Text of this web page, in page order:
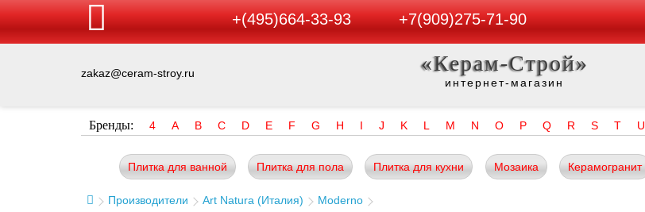
+(495)664-33-93 +7(909)275-71-90
zakaz@ceram-stroy.ru «Керам-Строй»
интернет-магазин
Бренды: 4 A B C D E F G H I J K L M N O P Q R S T U
Плитка для ванной Плитка для пола Плитка для кухни Мозаика Керамогранит
Производители Art Natura (Италия) Moderno